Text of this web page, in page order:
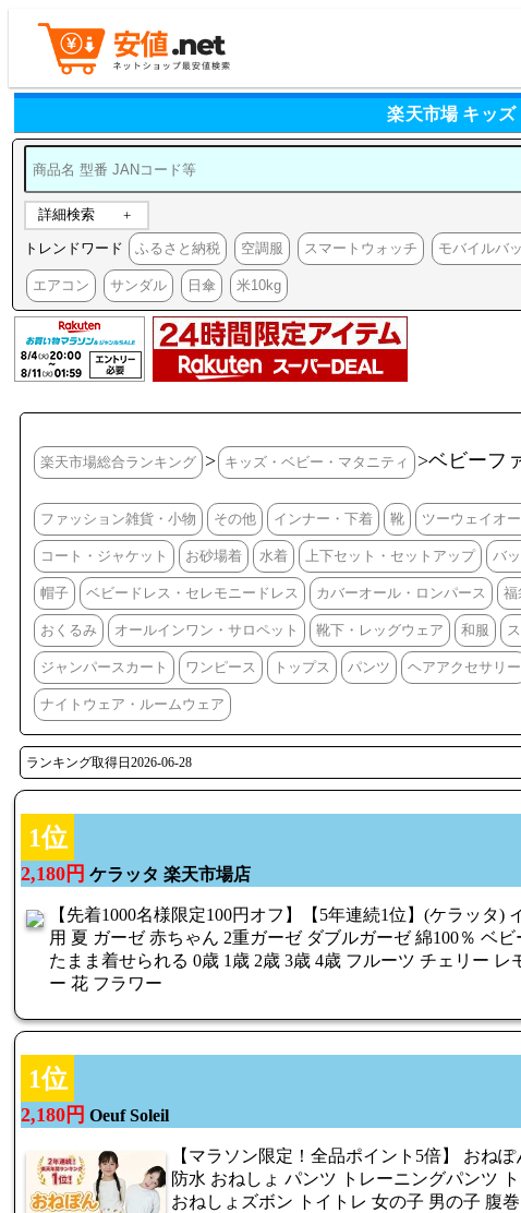
楽天市場 キッ
詳細検索
トレンドワード ふるさと納税 空調服 スマートウォッチ モバイルバ
エアコン サンダル 日傘 米10kg
楽天市場総合ランキング > キッズ・ベビー・マタニティ >ベビーフ
ファッション雑貨・小物 その他 インナー・下着 靴 ツーウェイオ
コート・ジャケット お砂場着 水着 上下セット・セットアップ バ
帽子 ベビードレス・セレモニードレス カバーオール・ロンパース 福
おくるみ オールインワン・サロペット 靴下・レッグウェア 和服
ジャンパースカート ワンピース トップス パンツ ヘアアクセサリー
ナイトウェア・ルームウェア
ランキング取得日2026-06-28
1位
2,180円 ケラッタ 楽天市場店
【先着1000名様限定100円オフ】【5年連続1位】(ケラッタ)
用 夏 ガーゼ 赤ちゃん 2重ガーゼ ダブルガーゼ 綿100％ ベ
たまま着せられる 0歳 1歳 2歳 3歳 4歳 フルーツ チェリー レ
ー 花 フラワー
1位
2,180円 Oeuf Soleil
【マラソン限定！全品ポイント5倍】 おね
防水 おねしょ パンツ トレーニングパンツ
おねしょズボン トイトレ 女の子 男の子 腹